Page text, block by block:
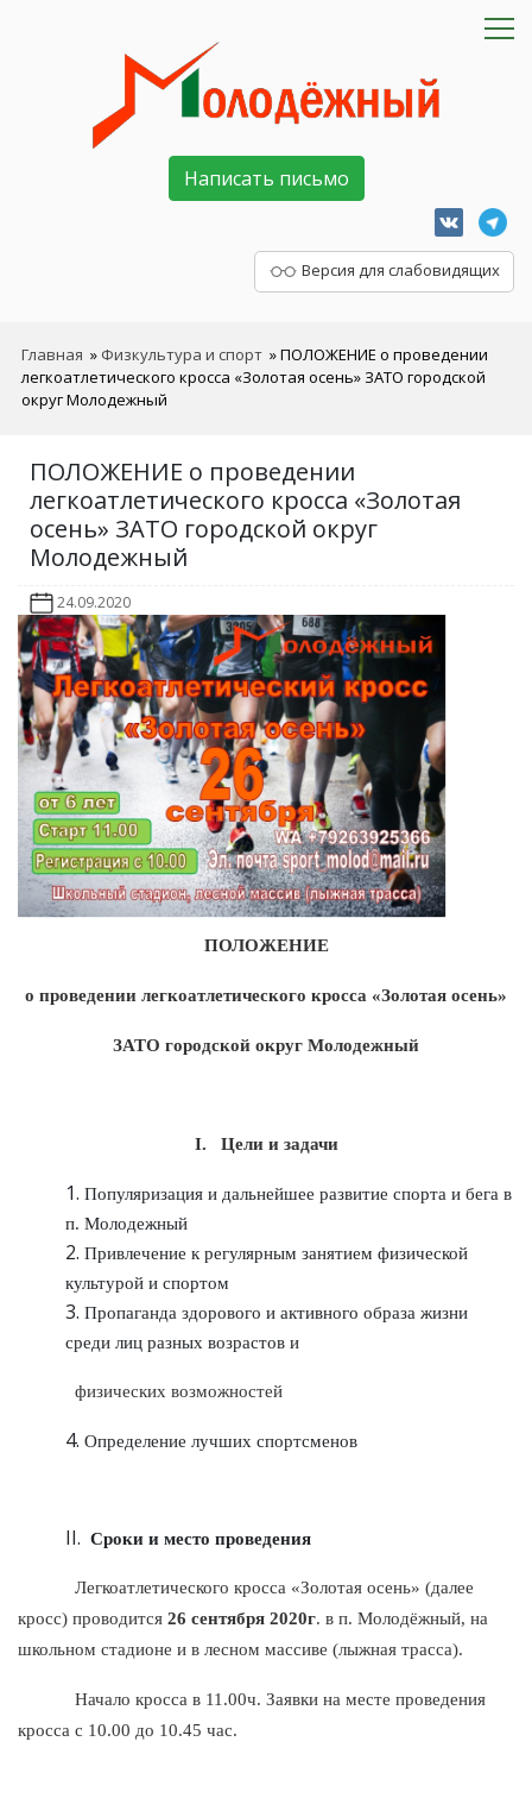
Написать письмо
Версия для слабовидящих
Главная » Физкультура и спорт »ПОЛОЖЕНИЕ о проведении
легкоатлетического кросса «Золотая осень» ЗАТО городской
округ Молодежный
ПОЛОЖЕНИЕ о проведении
легкоатлетического кросса «Золотая
осень» ЗАТО городской округ
Молодежный
24.09.2020
ПОЛОЖЕНИЕ
о проведении легкоатлетического кросса «Золотая осень»
ЗАТО городской округ Молодежный
I. Цели и задачи
Популяризация и дальнейшее развитие спорта и бега в
п. Молодежный
Привлечение к регулярным занятием физической
культурой и спортом
Пропаганда здорового и активного образа жизни
среди лиц разных возрастов и
физических возможностей
Определение лучших спортсменов
Сроки и место проведения
Легкоатлетического кросса «Золотая осень» (далее
кросс) проводится 26 сентября 2020г. в п. Молодёжный, на
школьном стадионе и в лесном массиве (лыжная трасса).
Начало кросса в 11.00ч. Заявки на месте проведения
кросса с 10.00 до 10.45 час.